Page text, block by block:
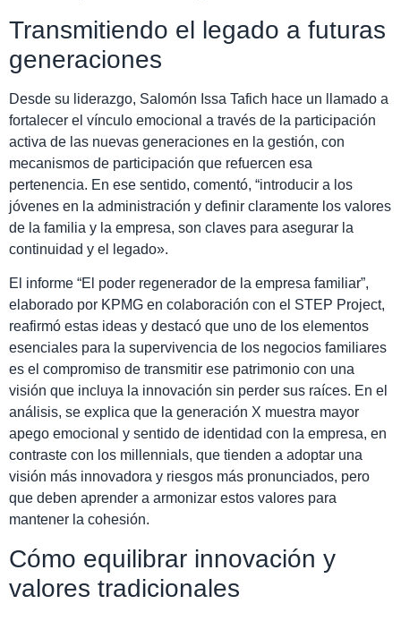
Transmitiendo el legado a futuras
generaciones
Desde su liderazgo, Salomón Issa Tafich hace un llamado a
fortalecer el vínculo emocional a través de la participación
activa de las nuevas generaciones en la gestión, con
mecanismos de participación que refuercen esa
pertenencia. En ese sentido, comentó, “introducir a los
jóvenes en la administración y definir claramente los valores
de la familia y la empresa, son claves para asegurar la
continuidad y el legado».
El informe “El poder regenerador de la empresa familiar”,
elaborado por KPMG en colaboración con el STEP Project,
reafirmó estas ideas y destacó que uno de los elementos
esenciales para la supervivencia de los negocios familiares
es el compromiso de transmitir ese patrimonio con una
visión que incluya la innovación sin perder sus raíces. En el
análisis, se explica que la generación X muestra mayor
apego emocional y sentido de identidad con la empresa, en
contraste con los millennials, que tienden a adoptar una
visión más innovadora y riesgos más pronunciados, pero
que deben aprender a armonizar estos valores para
mantener la cohesión.
Cómo equilibrar innovación y
valores tradicionales